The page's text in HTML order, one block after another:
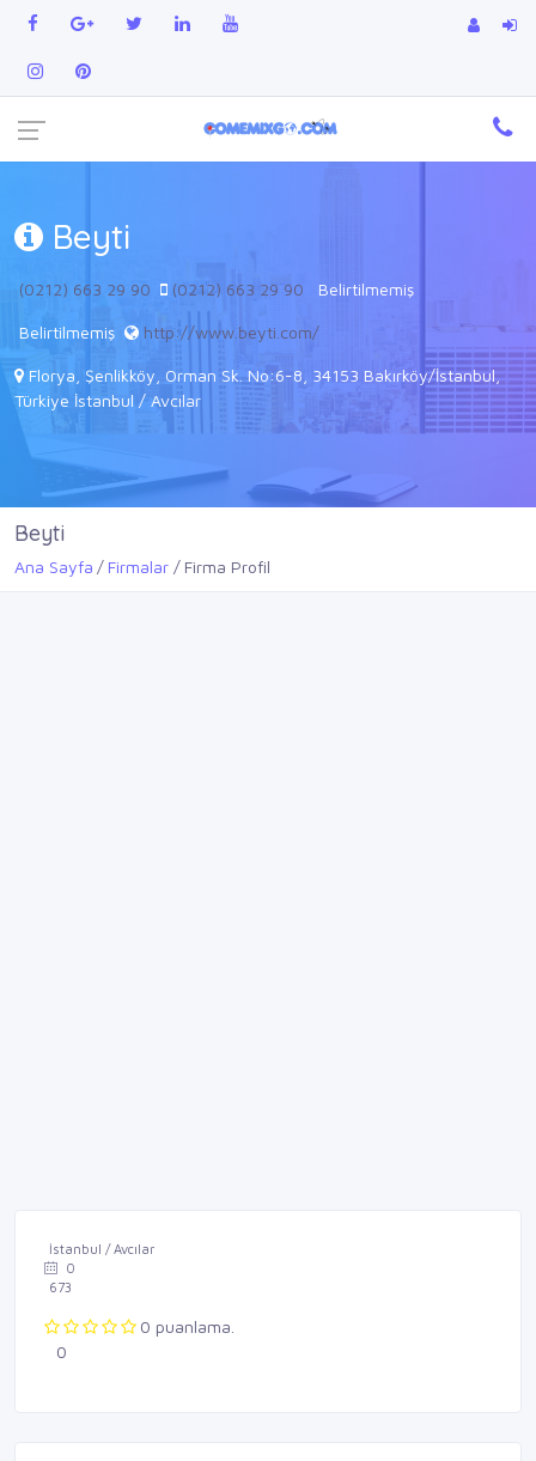
Beyti
(0212) 663 29 90 (0212) 663 29 90 Belirtilmemiş
Belirtilmemiş http://www.beyti.com/
Florya, Şenlikköy, Orman Sk. No:6-8, 34153 Bakırköy/İstanbul,
Türkiye İstanbul / Avcılar
Beyti
Ana Sayfa Firmalar Firma Profil
İstanbul / Avcılar
0
673
0 puanlama.
0